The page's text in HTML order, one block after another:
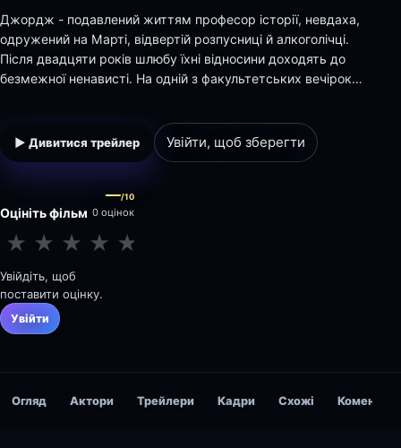
Джордж - подавлений життям професор історії, невдаха,
одружений на Марті, відвертій розпусниці й алкоголічці.
Після двадцяти років шлюбу їхні відносини доходять до
безмежної ненависті. На одній з факультетських вечірок
Джорджа й Марти, і розуміють,…
▶ Дивитися трейлер Увійти, щоб зберегти
Оцініть фільм
—/10
0 оцінок
★ ★ ★ ★ ★
Увійдіть, щоб
поставити оцінку.
Увійти
Огляд Актори Трейлери Кадри Схожі Коментарі